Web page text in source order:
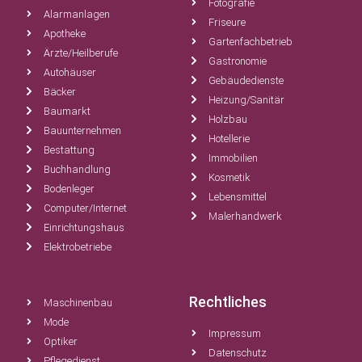
Alarmanlagen
Apotheke
Ärzte/Heilberufe
Autohäuser
Bäcker
Baumarkt
Bauunternehmen
Bestattung
Buchhandlung
Bodenleger
Computer/Internet
Einrichtungshaus
Elektrobetriebe
Fotografie
Friseure
Gartenfachbetrieb
Gastronomie
Gebäudedienste
Heizung/Sanitär
Holzbau
Hotellerie
Immobilien
Kosmetik
Lebensmittel
Malerhandwerk
Maschinenbau
Mode
Optiker
Rechtliches
Impressum
Datenschutz